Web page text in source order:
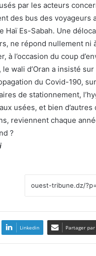
par les acteurs
des bus des voyageurs
Haï Es-Sabah. Une
ne répond nullement ni
à l’occasion du coup
le wali d’Oran a insisté
du Covid-190,
de stationnement,
usées, et bien
reviennent chaque
?
Linkedin Partager